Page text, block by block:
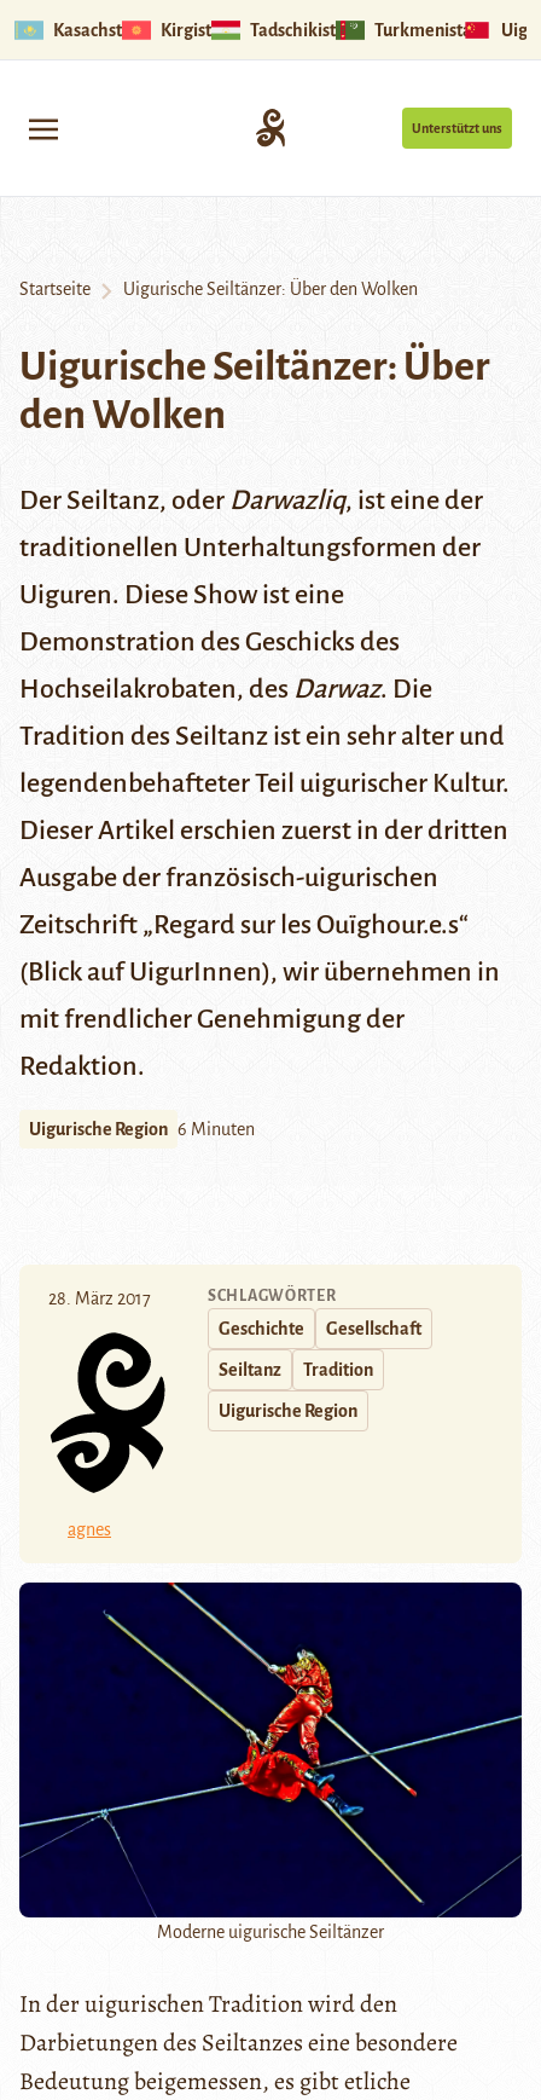
Kasachstan Kirgistan Tadschikistan Turkmenistan
Unterstützt uns
Startseite Uigurische Seiltänzer: Über den Wolken
Uigurische Seiltänzer: Über
den Wolken
Der Seiltanz, oder Darwazliq, ist eine der
traditionellen Unterhaltungsformen der
Uiguren. Diese Show ist eine
Demonstration des Geschicks des
Hochseilakrobaten, des Darwaz. Die
Tradition des Seiltanz ist ein sehr alter und
legendenbehafteter Teil uigurischer Kultur.
Dieser Artikel erschien zuerst in der dritten
Ausgabe der französisch-uigurischen
Zeitschrift „Regard sur les Ouïghour.e.s“
(Blick auf UigurInnen), wir übernehmen in
mit frendlicher Genehmigung der
Redaktion.
Uigurische Region 6 Minuten
28. März 2017
agnes
SCHLAGWÖRTER
Geschichte Gesellschaft
Seiltanz Tradition
Uigurische Region
Moderne uigurische Seiltänzer
In der uigurischen Tradition wird den
Darbietungen des Seiltanzes eine besondere
Bedeutung beigemessen, es gibt etliche